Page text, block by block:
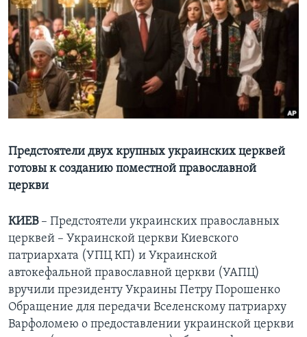
Learning English
СОЦИАЛЬНЫЕ СЕТИ
Предстоятели двух крупных украинских церквей
готовы к созданию поместной православной
церкви
КИЕВ– Предстоятели украинских православных
церквей – Украинской церкви Киевского
патриархата (УПЦ КП) и Украинской
автокефальной православной церкви (УАПЦ)
вручили президенту Украины Петру Порошенко
Обращение для передачи Вселенскому патриарху
Варфоломею о предоставлении украинской церкви